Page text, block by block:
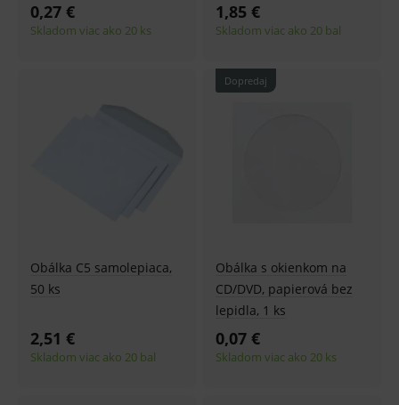
0,27 €
Skladom viac ako 20 ks
1,85 €
Skladom viac ako 20 bal
Obálka C5 samolepiaca,
50 ks
2,51 €
Skladom viac ako 20 bal
Dopredaj
Obálka s okienkom na
CD/DVD, papierová bez
lepidla, 1 ks
0,07 €
Skladom viac ako 20 ks